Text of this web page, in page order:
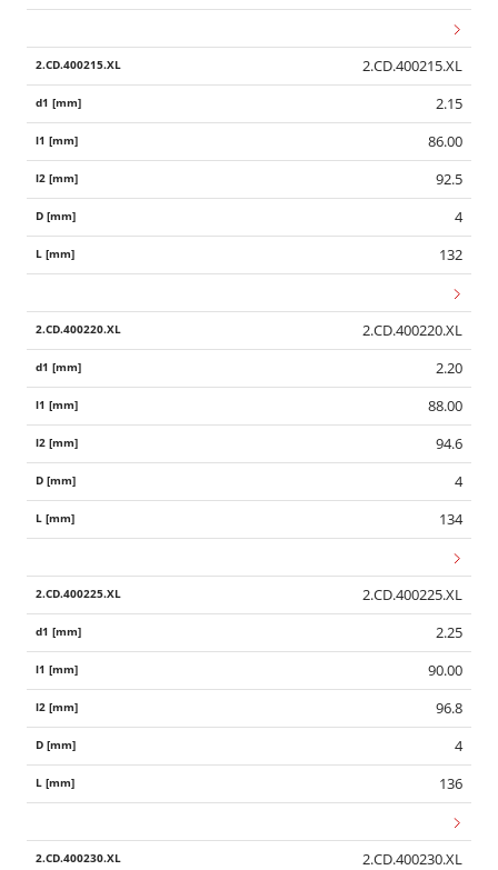
2.CD.400215.XL
2.15
86.00
92.5
4
132
2.CD.400220.XL
2.20
88.00
94.6
4
134
2.CD.400225.XL
2.25
90.00
96.8
4
136
2.CD.400230.XL